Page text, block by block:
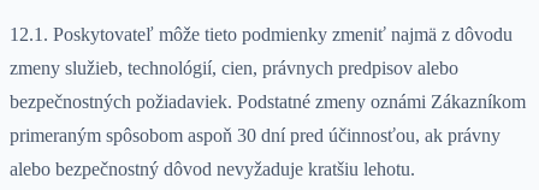
12.1. Poskytovateľ môže tieto podmienky zmeniť najmä z dôvodu
zmeny služieb, technológií, cien, právnych predpisov alebo
bezpečnostných požiadaviek. Podstatné zmeny oznámi Zákazníkom
primeraným spôsobom aspoň 30 dní pred účinnosťou, ak právny
alebo bezpečnostný dôvod nevyžaduje kratšiu lehotu.